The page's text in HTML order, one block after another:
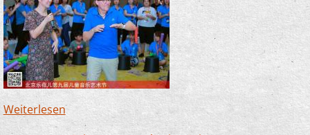
Weiterlesenüber Unser EMP Dozent Joachim
Kampschulte bildet auch in China aus